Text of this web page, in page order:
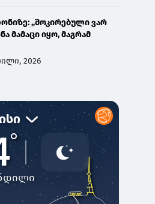
„შოკირებული ვარ
მამაცი იყო, მაგრამ
2026